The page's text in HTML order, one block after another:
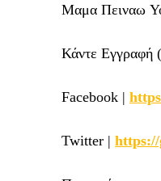
Μαμα Πειναω
Κάντε Εγγραφή
Facebook |
Twitter |